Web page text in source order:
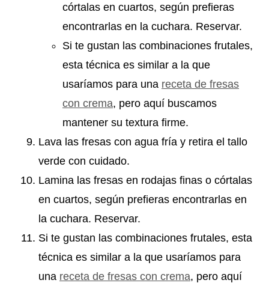
córtalas en cuartos, según prefieras
encontrarlas en la cuchara. Reservar.
Si te gustan las combinaciones frutales,
esta técnica es similar a la que
usaríamos para una receta de fresas
con crema, pero aquí buscamos
mantener su textura firme.
Lava las fresas con agua fría y retira el tallo
verde con cuidado.
Lamina las fresas en rodajas finas o córtalas
en cuartos, según prefieras encontrarlas en
la cuchara. Reservar.
Si te gustan las combinaciones frutales, esta
técnica es similar a la que usaríamos para
una receta de fresas con crema, pero aquí